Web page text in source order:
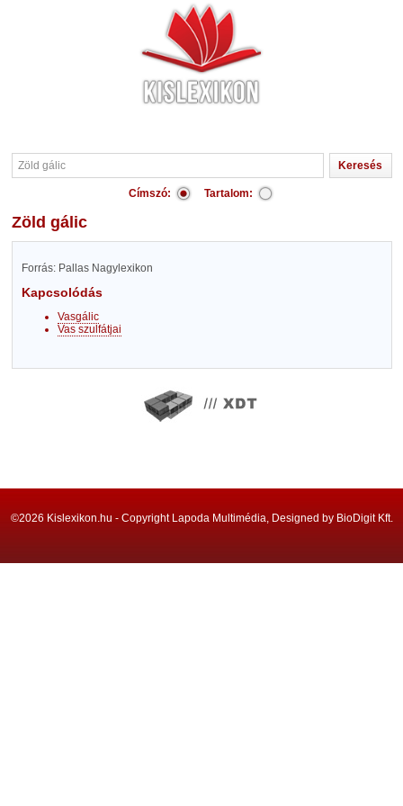
Címszó: Tartalom:
Zöld gálic
Forrás: Pallas Nagylexikon
Kapcsolódás
Vasgálic
Vas szulfátjai
©2026 Kislexikon.hu - Copyright Lapoda Multimédia, Designed by BioDigit Kft.